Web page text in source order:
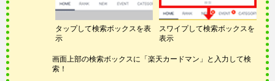
タップして検索ボックスを表
示
スワイプして検索ボックスを
表示
画面上部の検索ボックスに「楽天カードマン」と入力して検
索！